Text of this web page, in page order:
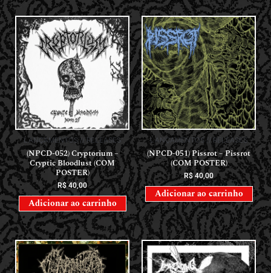
LANÇAMENTOS // RELEASES
(NPCD-052) Cryptorium –
Cryptic Bloodlust (COM
POSTER)
R$40,00
Adicionar ao carrinho
LANÇAMENTOS // RELEASES
(NPCD-051) Pissrot – Pissrot
(COM POSTER)
R$40,00
Adicionar ao carrinho